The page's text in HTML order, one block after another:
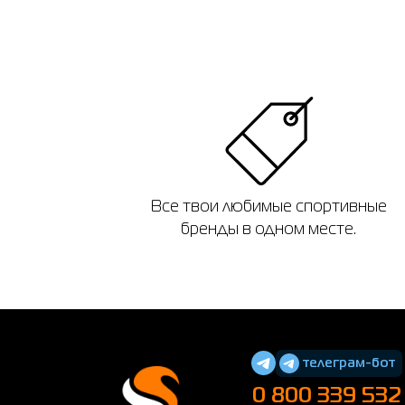
Все твои любимые спортивные
бренды в одном месте.
телеграм-бот
0 800 339 532